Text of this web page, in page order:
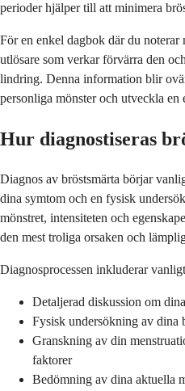
perioder hjälper till att minimera
För en enkel dagbok där du noterar
utlösare som verkar förvärra den
lindring. Denna information blir
personliga mönster och utveckla
Hur diagnostiseras
Diagnos av bröstsmärta börjar
dina symtom och en fysisk
mönstret, intensiteten och
den mest troliga orsaken och
Diagnosprocessen inkluderar
Detaljerad diskussion om
Fysisk undersökning av dina
Granskning av din
faktorer
Bedömning av dina aktuella